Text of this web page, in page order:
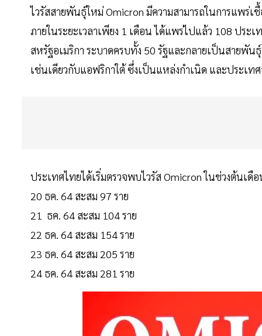
ไวรัสสายพันธุ์ใหม่ Omicron มีความสามารถในการแพร่เ
ภายในระยะเวลาเพียง 1 เดือน ได้แพร่ไปแล้ว 108 ประ
สหรัฐอเมริกา ระบาดครบทั้ง 50 รัฐและกลายเป็นสายพัน
เช่นเดียวกับแอฟริกาใต้ ซึ่งเป็นแหล่งกำเนิด และประเท
ประเทศไทยได้เริ่มตรวจพบไวรัส Omicron ในช่วงต้นเ
20 ธค. 64 สะสม 97 ราย
21 ธค. 64 สะสม 104 ราย
22 ธค. 64 สะสม 154 ราย
23 ธค. 64 สะสม 205 ราย
24 ธค. 64 สะสม 281 ราย